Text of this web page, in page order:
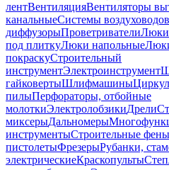
лентВентиляцияВентиляторы
канальныеСистемы воздуховодов
диффузорыПроветривателиЛюки
под плиткуЛюки напольные
покраскуСтроительный
инструментЭлектроинструмент
гайковертыШлифмашины
пилыПерфораторы, отбойные
молоткиЭлектролобзикиДрели
миксерыДальномеры
инструментыСтроительные фены
пистолетыФрезерыРубанки,
электрическиеКраскопульты